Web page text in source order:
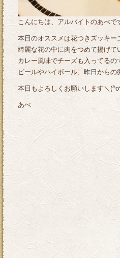
こんにちは、アルバイトのあべで
本日のオススメは花つきズッキー
綺麗な花の中に肉をつめて揚げて
カレー風味でチーズも入ってる
ビールやハイボール、昨日から
本日もよろしくお願いします＼
あべ